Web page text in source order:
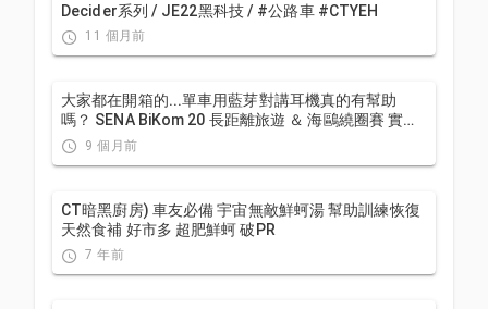
Decider系列 / JE22黑科技 / #公路車 #CTYEH
11 個月前
大家都在開箱的...單車用藍芽對講耳機真的有幫助
嗎？ SENA BiKom 20 長距離旅遊 ＆ 海鷗繞圈賽 實際
體驗心得 / 公路車 / CT Yeh
9 個月前
CT暗黑廚房) 車友必備 宇宙無敵鮮蚵湯 幫助訓練恢復
天然食補 好市多 超肥鮮蚵 破PR
7 年前